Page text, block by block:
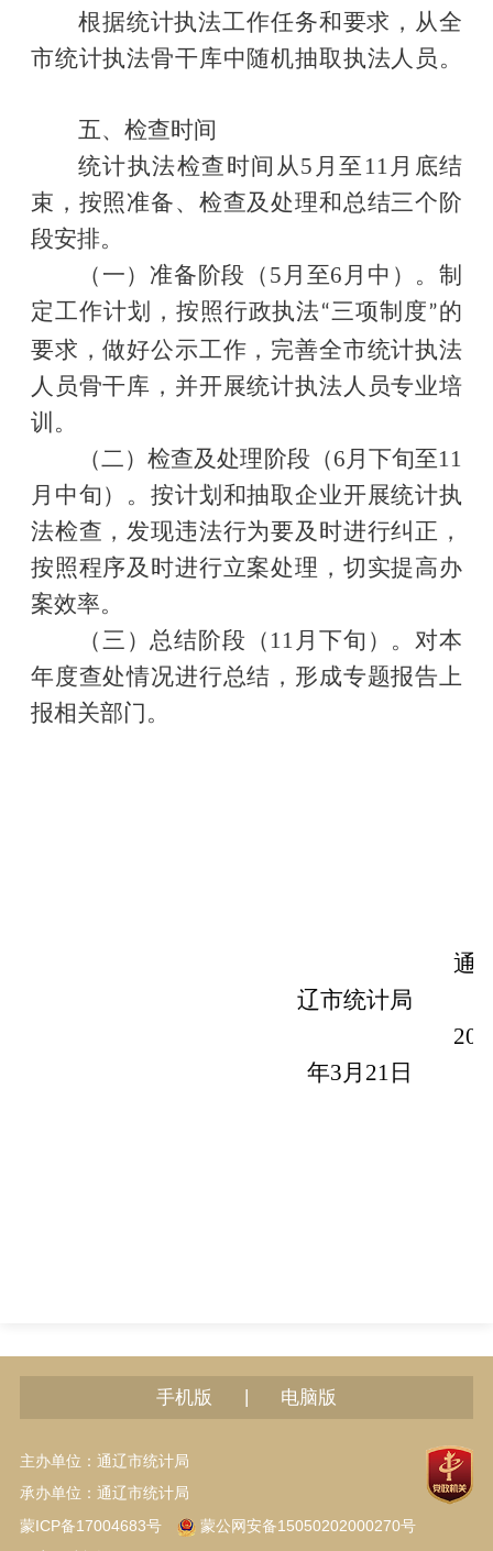
根据统计执法工作任务和要求，从全
市统计执法骨干库中随机抽取执法人员 。
五、检查时间
统计执法检查时间从 5 月至 11 月 底结
束，按照准备、检查及处理和总结三个阶
段安排。
（一）准备阶段（ 5 月 至6 月 中） 。制
定工作计划，按照行政执法“三项制度”的
要求，做好公示工作 ， 完善全市统计执法
人员骨干库，并开展统计执法人员专业培
训 。
（二）检查及处理阶段（6 月 下旬至11
月 中旬） 。按计划 和抽取企业开展统计执
法检查，发现违法行为要及时进行纠正，
按照程序及时进行立案处理，切实提高办
案效率。
（三）总结阶段（ 11 月下旬） 。 对本
年度查处情况进行总结 ， 形成专题报告 上
报相关部门。
通
辽市统计局
年3 月 21 日
手机版 电脑版
主办单位：通辽市统计局
承办单位：通辽市统计局
蒙ICP备17004683号
蒙公网安备15050202000270号